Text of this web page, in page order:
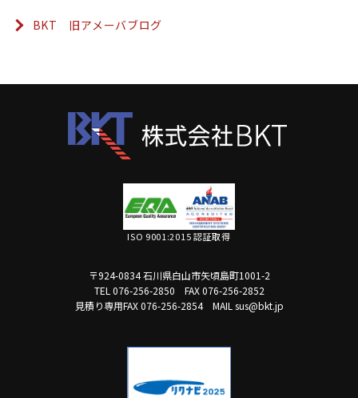
BKT 旧アメーバブログ
ISO 9001:2015 認証取得
〒924-0834 石川県白山市矢頃島町1001-2
TEL 076-256-2850
FAX 076-256-2852
見積り専用FAX 076-256-2854
MAIL sus@bkt.jp